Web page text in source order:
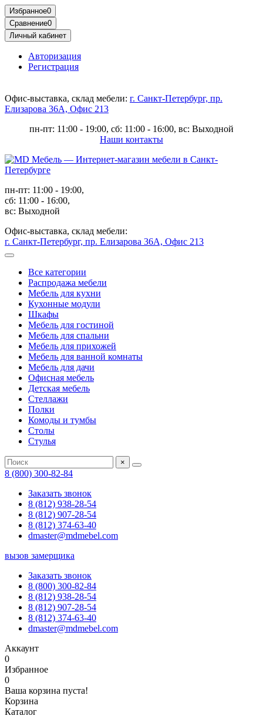
Избранное0
Сравнение0
Личный кабинет
Авторизация
Регистрация
Офис-выставка, склад мебели: г. Санкт-Петербург, пр.
Елизарова 36А, Офис 213
пн-пт: 11:00 - 19:00, сб: 11:00 - 16:00, вс: Выходной
Наши контакты
пн-пт: 11:00 - 19:00,
сб: 11:00 - 16:00,
вс: Выходной
Офис-выставка, склад мебели:
г. Санкт-Петербург, пр. Елизарова 36А, Офис 213
Все категории
Распродажа мебели
Мебель для кухни
Кухонные модули
Шкафы
Мебель для гостиной
Мебель для спальни
Мебель для прихожей
Мебель для ванной комнаты
Мебель для дачи
Офисная мебель
Детская мебель
Стеллажи
Полки
Комоды и тумбы
Столы
Стулья
×
8 (800) 300-82-84
Заказать звонок
8 (812) 938-28-54
8 (812) 907-28-54
8 (812) 374-63-40
dmaster@mdmebel.com
вызов замерщика
Заказать звонок
8 (800) 300-82-84
8 (812) 938-28-54
8 (812) 907-28-54
8 (812) 374-63-40
dmaster@mdmebel.com
Аккаунт
0
Избранное
0
Ваша корзина пуста!
Корзина
Каталог